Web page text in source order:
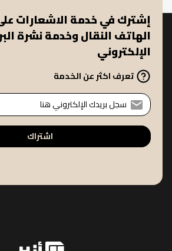
إشترك في خدمة الاشعارات
الهاتف النقال وخدمة نشرة
الإلكتروني
تعرف اكثر عن الخدمة
اشتراك